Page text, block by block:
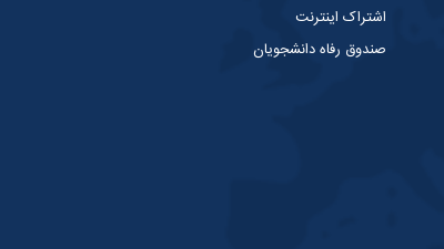
اشتراک اینترنت
صندوق رفاه دانشجویان